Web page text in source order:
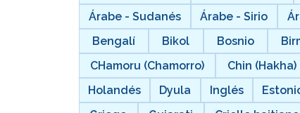
Árabe - Sudanés
Árabe - Sirio
Bengalí
Bikol Bosnio
CHamoru (Chamorro)
Chin (Hakha)
Holandés
Dyula Inglés